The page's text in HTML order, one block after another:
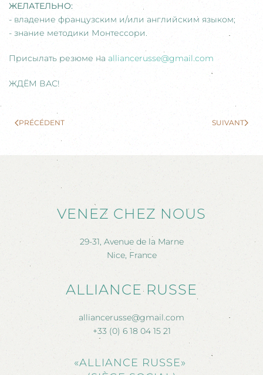
ЖЕЛАТЕЛЬНО:
- владение французским и/или английским языком;
- знание методики Монтессори.
Присылать резюме на alliancerusse@gmail.com
ЖДЁМ ВАС!
PRÉCÉDENT SUIVANT
VENEZ CHEZ NOUS
29-31, Avenue de la Marne
Nice, France
ALLIANCE RUSSE
alliancerusse@gmail.com
+33 (0) 6 18 04 15 21
«ALLIANCE RUSSE»